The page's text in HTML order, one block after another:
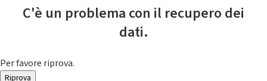
C'è un problema con il recupero dei
dati.
Per favore riprova.
Riprova